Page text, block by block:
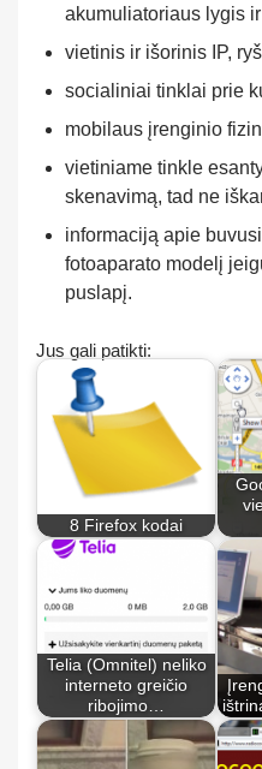
akumuliatoriaus lygis
vietinis ir išorinis IP,
socialiniai tinklai prie
mobilaus įrenginio
vietiniame tinkle
skenavimą, tad ne
informaciją apie
fotoaparato modelį
puslapį.
Jus gali patikti:
8 Firefox kodai
Telia (Omnitel) neliko
interneto greičio
ribojimo…